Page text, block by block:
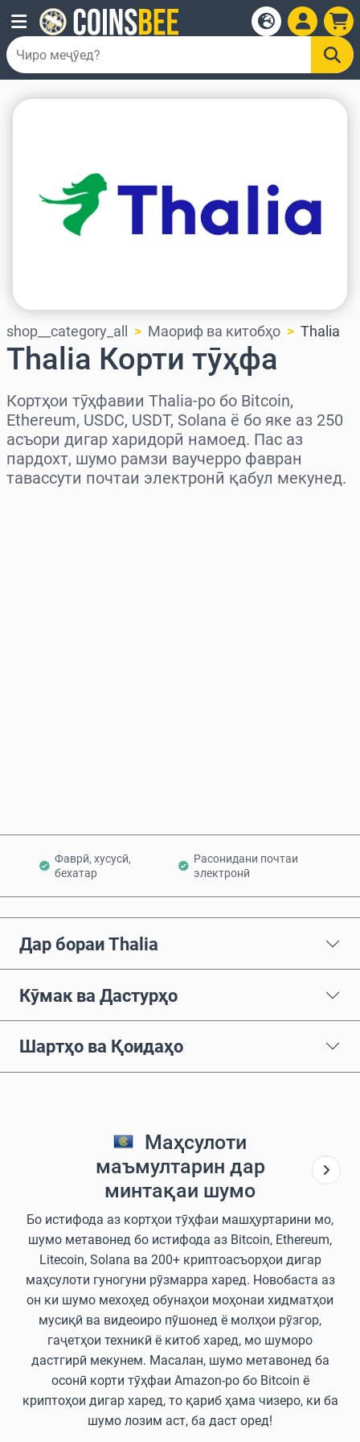
shop__category_all Маориф ва китобҳо Thalia
Thalia Корти тӯҳфа
Кортҳои тӯҳфавии Thalia-ро бо Bitcoin,
Ethereum, USDC, USDT, Solana ё бо яке аз 250
асъори дигар харидорӣ намоед. Пас аз
пардохт, шумо рамзи ваучерро фавран
тавассути почтаи электронӣ қабул мекунед.
Фаврӣ, хусусӣ,
бехатар
Расонидани почтаи
электронӣ
Дар бораи Thalia
Кӯмак ва Дастурҳо
Шартҳо ва Қоидаҳо
Маҳсулоти
маъмултарин дар
минтақаи шумо
Бо истифода аз кортҳои тӯҳфаи машҳуртарини мо,
шумо метавонед бо истифода аз Bitcoin, Ethereum,
Litecoin, Solana ва 200+ криптоасъорҳои дигар
маҳсулоти гуногуни рӯзмарра харед. Новобаста аз
он ки шумо мехоҳед обунаҳои моҳонаи хидматҳои
мусиқӣ ва видеоиро пӯшонед ё молҳои рӯзгор,
гаҷетҳои техникӣ ё китоб харед, мо шуморо
дастгирӣ мекунем. Масалан, шумо метавонед ба
осонӣ корти тӯҳфаи Amazon-ро бо Bitcoin ё
криптоҳои дигар харед, то қариб ҳама чизеро, ки ба
шумо лозим аст, ба даст оред!